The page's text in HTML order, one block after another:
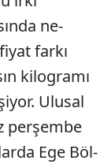
ne­
farkı
kilogra­mı
Ulusal
perşembe
Ege Böl­